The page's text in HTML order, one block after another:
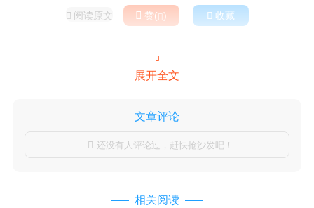
 阅读原文  赞()  收藏

展开全文
文章评论
 还没有人评论过，赶快抢沙发吧！
相关阅读